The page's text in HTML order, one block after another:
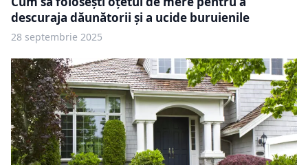
descuraja dăunătorii și a ucide buruienile
28 septembrie 2025